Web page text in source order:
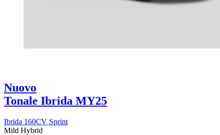
Nuovo
Tonale Ibrida MY25
Ibrida 160CV Sprint
Mild Hybrid